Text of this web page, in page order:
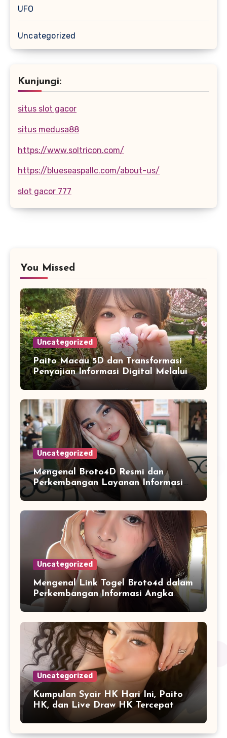
UFO
Uncategorized
Kunjungi:
situs slot gacor
situs medusa88
https://www.soltricon.com/
https://blueseaspallc.com/about-us/
slot gacor 777
You Missed
Uncategorized
Paito Macau 5D dan Transformasi
Penyajian Informasi Digital Melalui
Visualisasi Data Modern
Uncategorized
Mengenal Broto4D Resmi dan
Perkembangan Layanan Informasi
Berbasis Teknologi Modern
Uncategorized
Mengenal Link Togel Broto4d dalam
Perkembangan Informasi Angka
Digital
Uncategorized
Kumpulan Syair HK Hari Ini, Paito
HK, dan Live Draw HK Tercepat